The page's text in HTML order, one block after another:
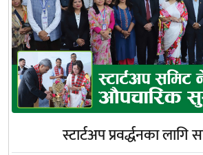
स्टार्टअप प्रवर्द्धनका